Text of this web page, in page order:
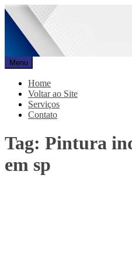
Pular
para
conteúdo
Promar
Blog
Menu
Home
Voltar ao Site
Serviços
Contato
Tag: Pintura
em sp